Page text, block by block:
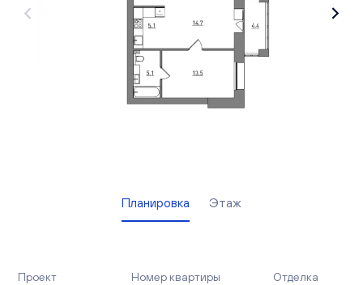
Вакансии
Офисы продаж
Планировка Этаж
Проект Номер квартиры Отделка